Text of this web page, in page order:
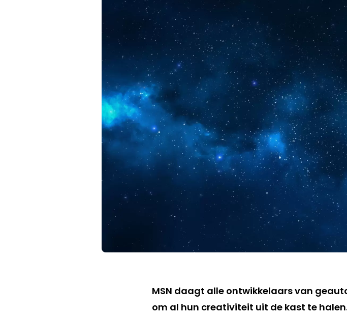
MSN daagt alle ontwikkelaars van
om al hun creativiteit uit de kast te